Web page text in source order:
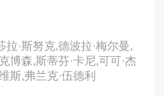
拉·斯努克,德波拉·梅尔曼,
博森,斯蒂芬·卡尼,可可·杰
斯,弗兰克·伍德利